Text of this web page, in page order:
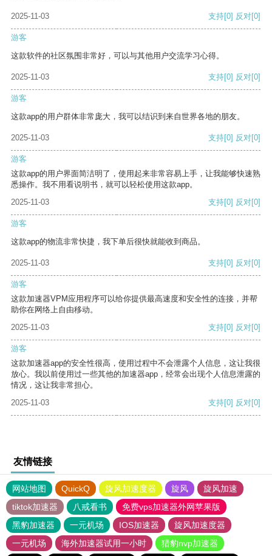
2025-11-03 支持[0] 反对[0]
游客
这款软件的社区氛围非常好，可以与其他用户交流学习心得。
2025-11-03 支持[0] 反对[0]
游客
这款app的用户群体非常庞大，我可以结识到来自世界各地的朋友。
2025-11-03 支持[0] 反对[0]
游客
这款app的用户界面简洁明了，使用起来非常容易上手，让我能够快速熟
悉操作。我不用看说明书，就可以轻松使用这款app。
2025-11-03
支持[0] 反对[0]
游客
这款app的物流非常快捷，我下单后很快就能收到商品。
2025-11-03 支持[0] 反对[0]
游客
这款加速器VPM应用程序可以给你提供最高速度和安全性的连接，并帮
助你在网络上自由移动。
2025-11-03
支持[0] 反对[0]
游客
这款加速器app的安全性很高，使用过程中不会泄露个人信息，这让我很
放心。我以前使用过一些其他的加速器app，经常会出现个人信息泄露的
情况，这让我非常担心。
2025-11-03
支持[0] 反对[0]
友情链接
网站地图 QuickQ 旋风加速度器 旋风
旋风加速
tiktok加速器
八戒看书
免费vps加速器外网苹果版
黑豹加速器
一元机场 IOS加速器
旋风加速度器
一元机场
海外加速器试用一小时 猎豹nvp加速器